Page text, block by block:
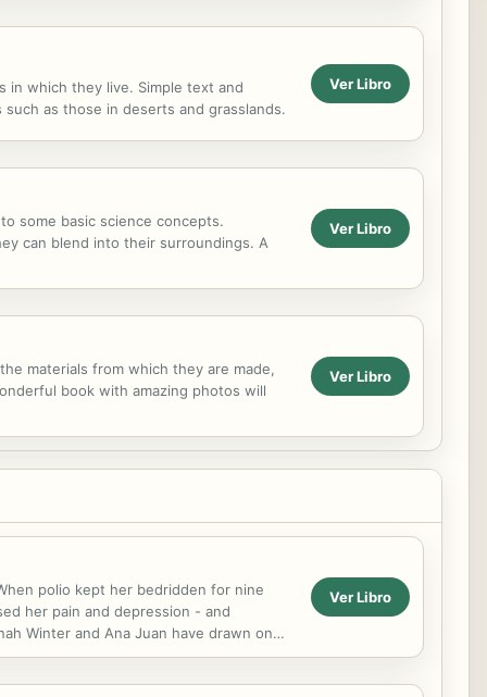
in which they live. Simple text and
as those in deserts and grasslands.
Ver Libro
some basic science concepts.
can blend into their surroundings. A
Ver Libro
materials from which they are made,
book with amazing photos will
Ver Libro
polio kept her bedridden for nine
her pain and depression - and
Winter and Ana Juan have drawn on
Frida!
Ver Libro